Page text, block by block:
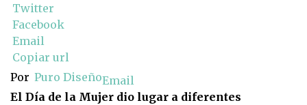
Twitter
Facebook
Email
Copiar url
Por Puro DiseñoEmail
El Día de la Mujer dio lugar a diferentes